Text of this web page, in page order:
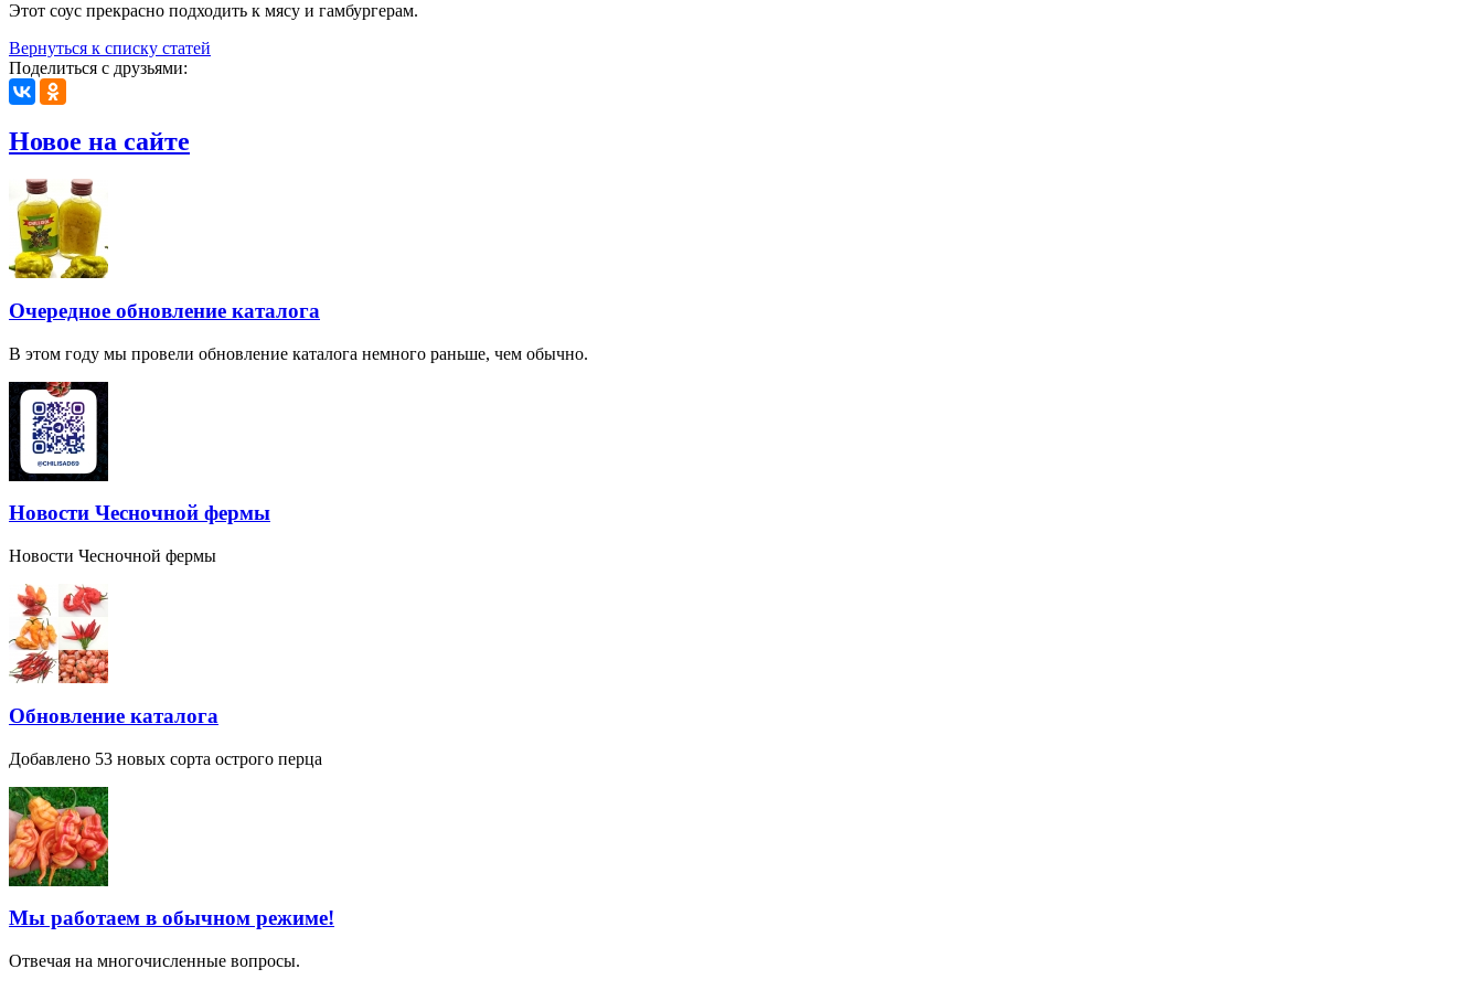
Этот соус прекрасно подходить к мясу и гамбургерам.
Вернуться к списку статей
Поделиться с друзьями:
Новое на сайте
Очередное обновление каталога
В этом году мы провели обновление каталога немного раньше, чем обычно.
Новости Чесночной фермы
Новости Чесночной фермы
Обновление каталога
Добавлено 53 новых сорта острого перца
Мы работаем в обычном режиме!
Отвечая на многочисленные вопросы.